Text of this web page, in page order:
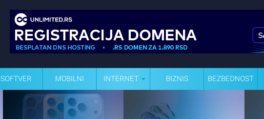
SOFTVER MOBILNI INTERNET BIZNIS BEZBEDNOST